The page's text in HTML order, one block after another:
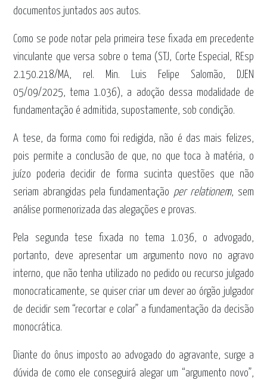
documentos juntados aos autos.
Como se pode notar pela primeira tese fixada em precedente
vinculante que versa sobre o tema (STJ, Corte Especial, REsp
2.150.218/MA, rel. Min. Luis Felipe Salomão, DJEN
05/09/2025, tema 1.036), a adoção dessa modalidade de
fundamentação é admitida, supostamente, sob condição.
A tese, da forma como foi redigida, não é das mais felizes,
pois permite a conclusão de que, no que toca à matéria, o
juízo poderia decidir de forma sucinta questões que não
seriam abrangidas pela fundamentação per relationem, sem
análise pormenorizada das alegações e provas.
Pela segunda tese fixada no tema 1.036, o advogado,
portanto, deve apresentar um argumento novo no agravo
interno, que não tenha utilizado no pedido ou recurso julgado
monocraticamente, se quiser criar um dever ao órgão julgador
de decidir sem “recortar e colar” a fundamentação da decisão
monocrática.
Diante do ônus imposto ao advogado do agravante, surge a
dúvida de como ele conseguirá alegar um “argumento novo”,